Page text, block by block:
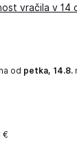
vračila v 14
od petka, 14.8.
€